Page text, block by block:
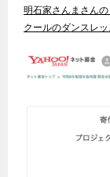
明石家さんまさん
クールのダンスレッ